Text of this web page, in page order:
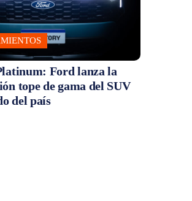
Ford lanza la
tope de gama del SUV
del país